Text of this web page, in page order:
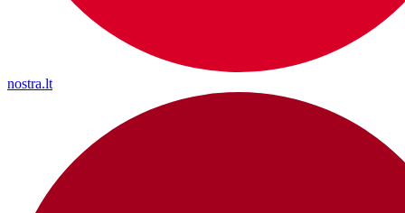
nostra.lt